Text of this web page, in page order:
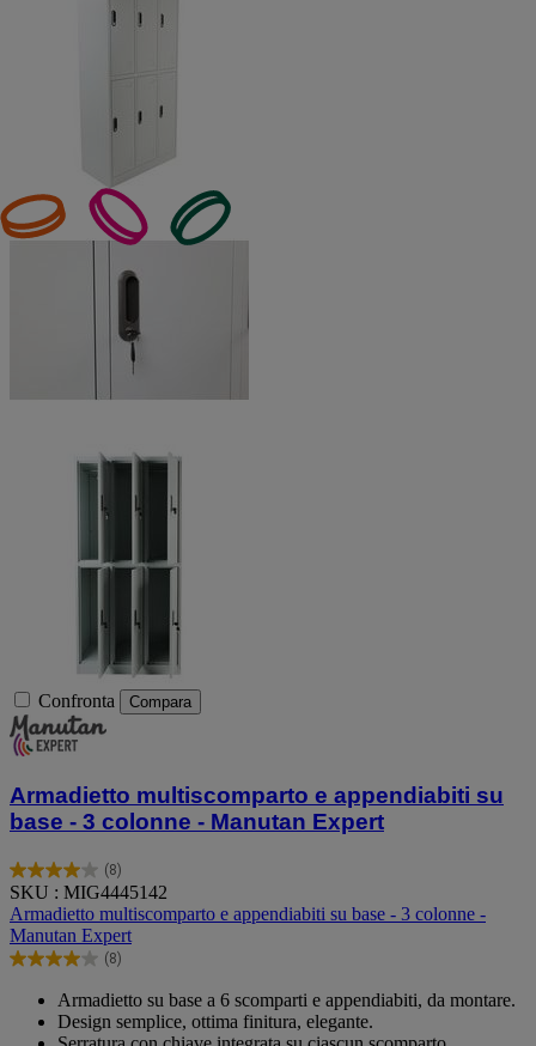
Confronta Compara
Armadietto multiscomparto e appendiabiti su
base - 3 colonne - Manutan Expert
(8)
4.0
su
5
stelle.
8
SKU : MIG4445142
Armadietto multiscomparto e appendiabiti su base - 3 colonne -
Manutan Expert
(8)
4.0
Armadietto su base a 6 scomparti e appendiabiti, da montare.
Design semplice, ottima finitura, elegante.